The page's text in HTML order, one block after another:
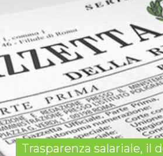
Trasparenza salariale, il